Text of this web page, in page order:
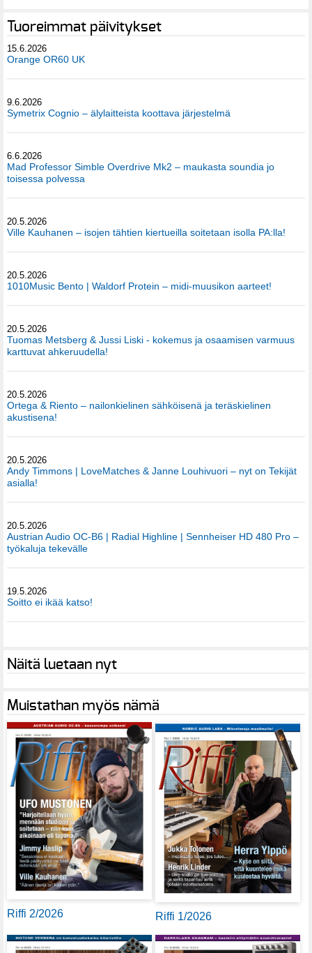
Tuoreimmat päivitykset
15.6.2026
Orange OR60 UK
9.6.2026
Symetrix Cognio – älylaitteista koottava järjestelmä
6.6.2026
Mad Professor Simble Overdrive Mk2 – maukasta soundia jo
toisessa polvessa
20.5.2026
Ville Kauhanen – isojen tähtien kiertueilla soitetaan isolla PA:lla!
20.5.2026
1010Music Bento | Waldorf Protein – midi-muusikon aarteet!
20.5.2026
Tuomas Metsberg & Jussi Liski - kokemus ja osaamisen varmuus
karttuvat ahkeruudella!
20.5.2026
Ortega & Riento – nailonkielinen sähköisenä ja teräskielinen
akustisena!
20.5.2026
Andy Timmons | LoveMatches & Janne Louhivuori – nyt on Tekijät
asialla!
20.5.2026
Austrian Audio OC-B6 | Radial Highline | Sennheiser HD 480 Pro –
työkaluja tekevälle
19.5.2026
Soitto ei ikää katso!
Näitä luetaan nyt
Muistathan myös nämä
Riffi 2/2026 Riffi 1/2026